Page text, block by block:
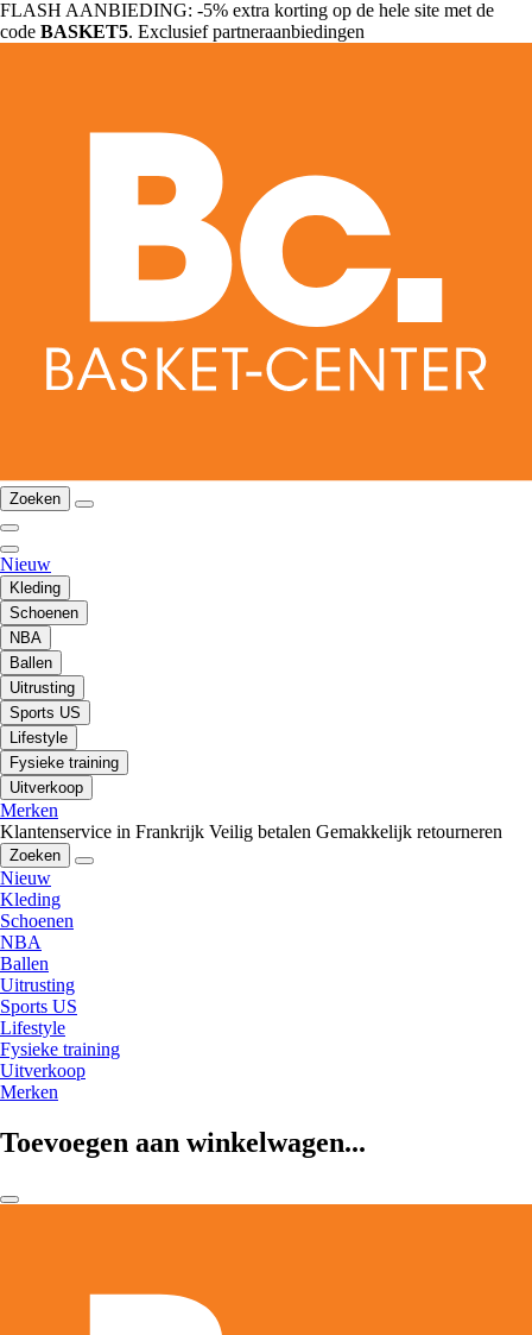
FLASH AANBIEDING: -5% extra korting op de hele site met de
code BASKET5. Exclusief partneraanbiedingen
Zoeken
Nieuw
Kleding
Schoenen
NBA
Ballen
Uitrusting
Sports US
Lifestyle
Fysieke training
Uitverkoop
Merken
Klantenservice in Frankrijk Veilig betalen Gemakkelijk retourneren
Zoeken
Nieuw
Kleding
Schoenen
NBA
Ballen
Uitrusting
Sports US
Lifestyle
Fysieke training
Uitverkoop
Merken
Toevoegen aan winkelwagen...